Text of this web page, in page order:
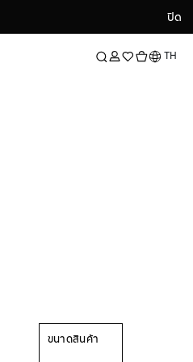
ปิด
ปิด
ภาษาTH
ขนาดสินค้า